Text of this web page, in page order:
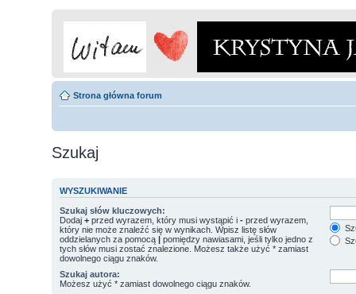
Strona główna forum
Szukaj
WYSZUKIWANIE
Szukaj słów kluczowych:
Dodaj + przed wyrazem, który musi wystąpić i - przed wyrazem,
który nie może znaleźć się w wynikach. Wpisz listę słów
oddzielanych za pomocą | pomiędzy nawiasami, jeśli tylko jedno z
tych słów musi zostać znalezione. Możesz także użyć * zamiast
dowolnego ciągu znaków.
Szukaj autora:
Możesz użyć * zamiast dowolnego ciągu znaków.